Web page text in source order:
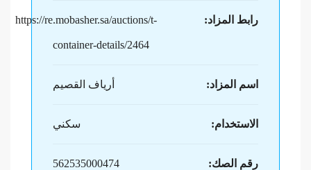
رابط المزاد: https://re.mobasher.sa/auctions/t-
container-details/2464
اسم المزاد: أرياف القصيم
الاستخدام: سكني
رقم الصك: 562535000474